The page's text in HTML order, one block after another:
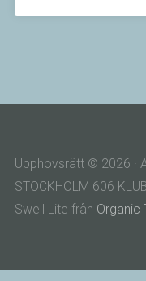
Upphovsrätt © 2026 ·
STOCKHOLM 606
Swell Lite från Organic